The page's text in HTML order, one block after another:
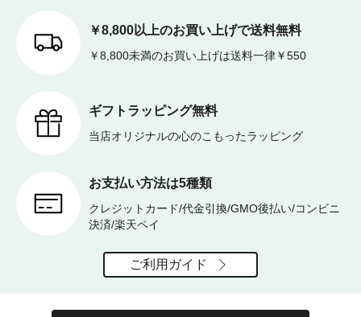
￥8,800以上のお買い上げで送料無料
￥8,800未満のお買い上げは送料一律￥550
ギフトラッピング無料
当店オリジナルの心のこもったラッピング
お支払い方法は5種類
クレジットカード/代金引換/GMO後払い/コンビニ
決済/楽天ペイ
ご利用ガイド